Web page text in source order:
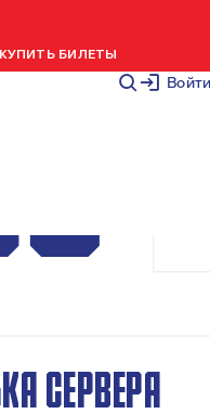
Войти
КУПИТЬ БИЛЕТЫ
СЕРВЕРА